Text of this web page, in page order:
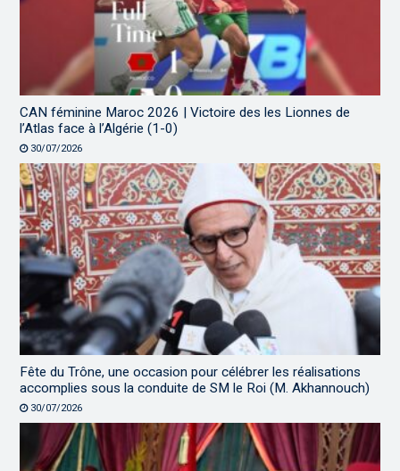
CAN féminine Maroc 2026 | Victoire des les Lionnes de
l’Atlas face à l’Algérie (1-0)
30/07/2026
Fête du Trône, une occasion pour célébrer les réalisations
accomplies sous la conduite de SM le Roi (M. Akhannouch)
30/07/2026